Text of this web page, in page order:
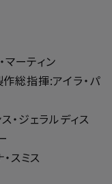
マーティン
総指揮:アイラ・パ
・ジェラルディス
スミス